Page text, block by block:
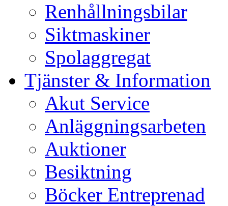
Renhållningsbilar
Siktmaskiner
Spolaggregat
Tjänster & Information
Akut Service
Anläggningsarbeten
Auktioner
Besiktning
Böcker Entreprenad